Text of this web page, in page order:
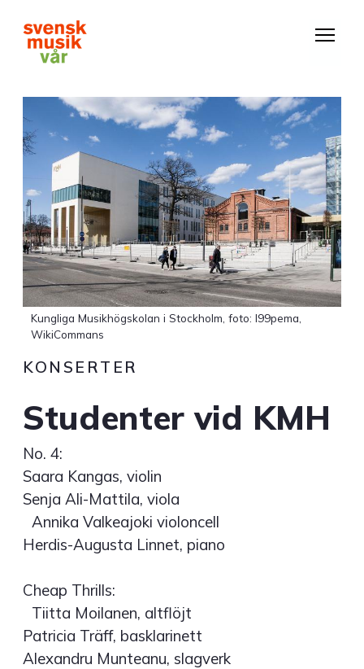
huvudinnehåll
Kungliga Musikhögskolan i Stockholm, foto: I99pema,
WikiCommans
KONSERTER
Studenter vid KMH
No. 4:
Saara Kangas, violin
Senja Ali-Mattila, viola
Annika Valkeajoki violoncell
Herdis-Augusta Linnet, piano
Cheap Thrills:
Tiitta Moilanen, altflöjt
Patricia Träff, basklarinett
Alexandru Munteanu, slagverk